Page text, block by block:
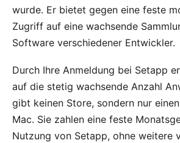
wurde. Er bietet gegen eine feste
Zugriff auf eine wachsende
Software verschiedener Entwickler.
Durch Ihre Anmeldung bei Setapp
auf die stetig wachsende Anzahl
gibt keinen Store, sondern nur
Mac. Sie zahlen eine feste
Nutzung von Setapp, ohne weitere